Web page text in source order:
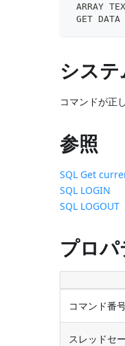
ARRAY
GET
シス
コマンドが正
参照
SQL Get
SQL LOGIN
SQL LOGOUT
プロパ
コマンド番
スレッドセ